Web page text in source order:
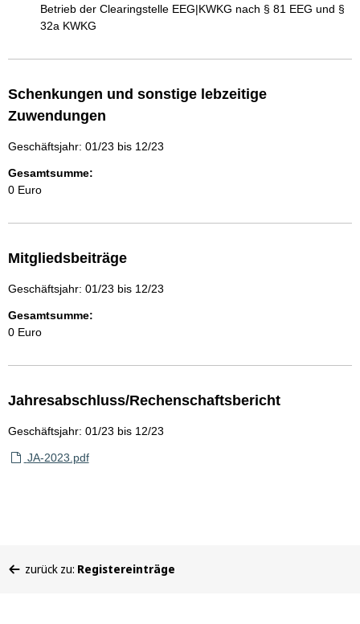
Betrieb der Clearingstelle EEG|KWKG nach § 81 EEG und §
32a KWKG
Schenkungen und sonstige lebzeitige
Zuwendungen
Geschäftsjahr: 01/23 bis 12/23
Gesamtsumme:
0 Euro
Mitgliedsbeiträge
Geschäftsjahr: 01/23 bis 12/23
Gesamtsumme:
0 Euro
Jahresabschluss/Rechenschaftsbericht
Geschäftsjahr: 01/23 bis 12/23
JA-2023.pdf
befinden
zurück zu: Registereinträge